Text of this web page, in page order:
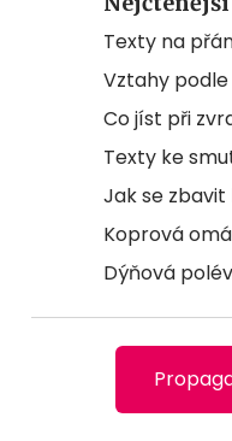
Texty na
Vztahy
Co jíst při
Texty ke
Jak se
Koprová
Dýňová